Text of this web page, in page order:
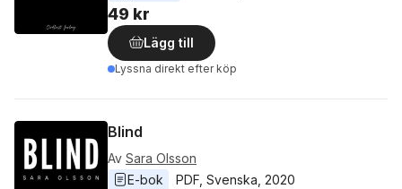
49 kr
Lägg till
Lyssna direkt efter köp
Blind
Av Sara Olsson
E-bok
PDF Svenska 2020